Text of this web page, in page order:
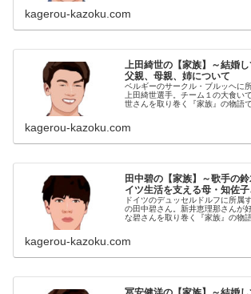
kagerou-kazoku.com
上田綺世の【家族】～結婚
父親、母親、姉について
ベルギーのサークル・ブルッヘに
上田綺世選手。チーム１の大食い
世さんを取り巻く『家族』の物
kagerou-kazoku.com
田中碧の【家族】～歌手の
イツ生活を支える母・知佐
ドイツのデュッセルドルフに所属
の田中碧さん。新井恵理那さんが
な碧さんを取り巻く『家族』の
kagerou-kazoku.com